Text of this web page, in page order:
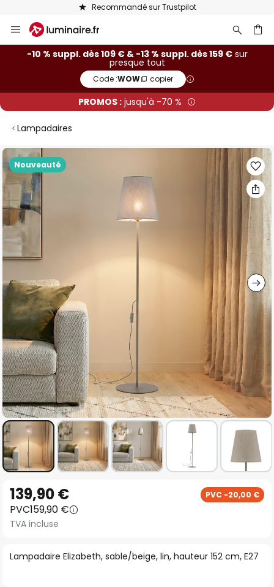
Recommandé sur Trustpilot
Allez
au
contenu
-10 % suppl. dès 109 € & -13 % suppl. dès 159 €sur
presque tout
Code :WOW copier
PROMOS : jusqu'à -70 %
Lampadaires
Nouveauté
Skip
to
the
end
of
the
images
gallery
to
the
beginning
the
Lampadaire Elizabeth, sable/beige, lin, hauteur 152 cm, E27
139,90 € PVC -20,00 €
PVC159,90 €
TVA incluse